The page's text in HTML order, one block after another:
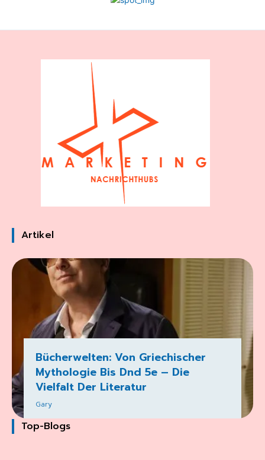
Artikel
Bücherwelten: Von Griechischer
Mythologie Bis Dnd 5e – Die
Vielfalt Der Literatur
Gary
Top-Blogs